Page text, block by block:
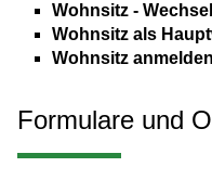
Wohnsitz -
Wohnsitz als
Wohnsitz anmelden
Formulare und